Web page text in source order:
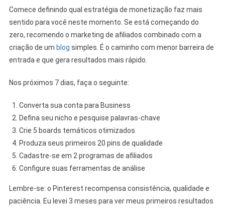
Comece definindo qual estratégia de monetização faz mais
sentido para você neste momento. Se está começando do
zero, recomendo o marketing de afiliados combinado com a
criação de um blog simples. É o caminho com menor barreira de
entrada e que gera resultados mais rápido.
Nos próximos 7 dias, faça o seguinte:
Converta sua conta para Business
Defina seu nicho e pesquise palavras-chave
Crie 5 boards temáticos otimizados
Produza seus primeiros 20 pins de qualidade
Cadastre-se em 2 programas de afiliados
Configure suas ferramentas de análise
Lembre-se: o Pinterest recompensa consistência, qualidade e
paciência. Eu levei 3 meses para ver meus primeiros resultados